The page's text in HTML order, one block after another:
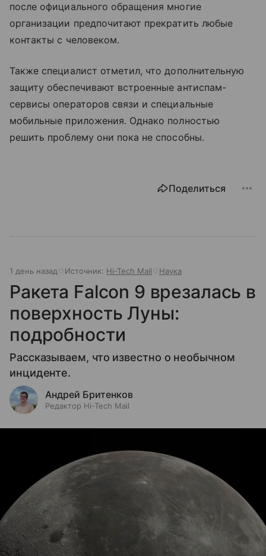
после официального обращения многие
организации предпочитают прекратить любые
контакты с человеком.
Также специалист отметил, что дополнительную
защиту обеспечивают встроенные антиспам-
сервисы операторов связи и специальные
мобильные приложения. Однако полностью
решить проблему они пока не способны.
Поделиться
1 день назад Источник: Hi-Tech Mail Наука
Ракета Falcon 9 врезалась в
поверхность Луны:
подробности
Рассказываем, что известно о необычном
инциденте.
Андрей Бритенков
Редактор Hi-Tech Mail